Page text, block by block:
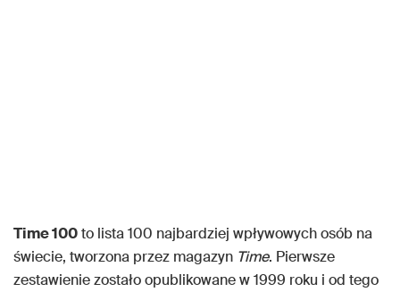
Time 100to lista 100 najbardziej wpływowych osób na
świecie, tworzona przez magazyn Time. Pierwsze
zestawienie zostało opublikowane w 1999 roku i od tego